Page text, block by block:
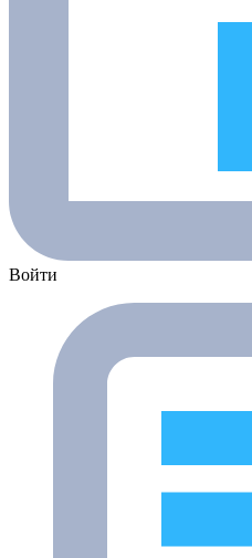
Войти